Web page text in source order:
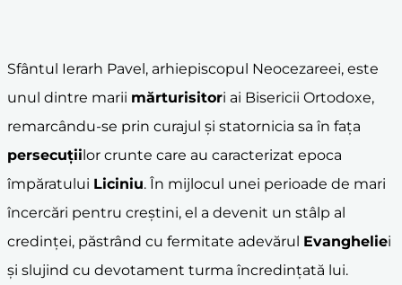
Sfântul Ierarh Pavel, arhiepiscopul Neocezareei, este
unul dintre marii mărturisitori ai Bisericii Ortodoxe,
remarcându-se prin curajul și statornicia sa în fața
persecuțiilor crunte care au caracterizat epoca
împăratului Liciniu. În mijlocul unei perioade de mari
încercări pentru creștini, el a devenit un stâlp al
credinței, păstrând cu fermitate adevărul Evangheliei
și slujind cu devotament turma încredințată lui.